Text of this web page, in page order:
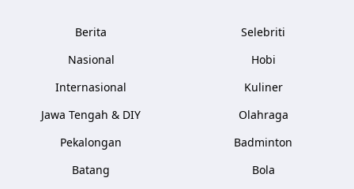
Berita
Nasional
Internasional
Jawa Tengah & DIY
Pekalongan
Batang
Selebriti
Hobi
Kuliner
Olahraga
Badminton
Bola